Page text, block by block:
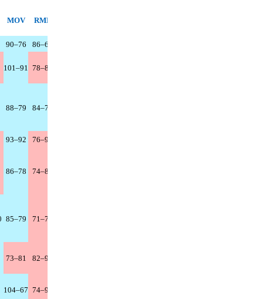
MOV RMB
90–76 86–69
101–91 78–83
88–79 84–71
93–92 76–95
86–78 74–83
85–79 71–77
73–81 82–91
104–67 74–91